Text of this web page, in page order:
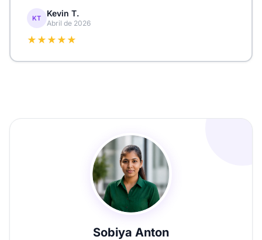
KT Kevin T.
Abril de 2026
★★★★★
Sobiya Anton